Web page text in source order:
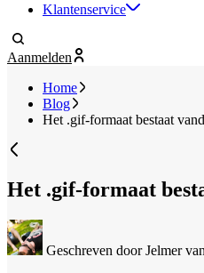
Klantenservice
Aanmelden
Home
Blog
Het .gif-formaat bestaat
Het .gif-formaat
Geschreven door Jelmer